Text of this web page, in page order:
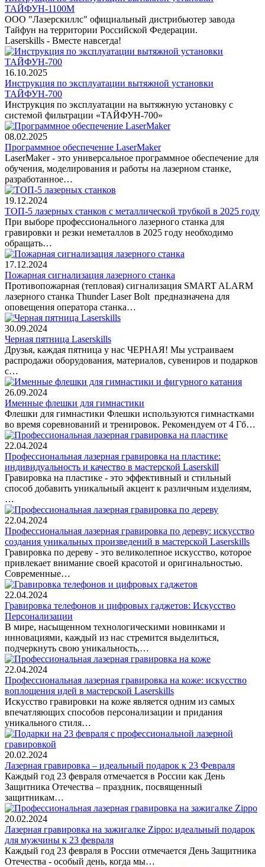
ТАЙФУН-1100М
ООО "Лазерскиллс" официальный дистрибьютер завода
Тайфун на территории Российской Федерации.
Laserskills - Вместе навсегда!
16.10.2025
Инструкция по эксплуатации вытяжной установки
ТАЙФУН-700
Инструкция по эксплуатации на вытяжную установку с
системой фильтрации «ТАЙФУН-700»
08.02.2025
Программное обеспечение LaserMaker
LaserMaker - это универсальное программное обеспечение для
обучения, моделирования и работы на лазерном станке,
разработанное…
19.12.2024
ТОП-5 лазерных станков с металлической трубкой в 2025 году
При выборе профессионального лазерного станка для
гравировки и резки неметаллов в 2025 году необходимо
обращать…
17.12.2024
Пожарная сигнализация лазерного станка
Противопожарная (тепловая) сигнализация SMART ALARM
лазерного станка Thunder Laser Bolt предназначена для
оповещения оператора станка…
30.09.2024
Черная пятница Laserskills
Друзья, каждая пятница у нас ЧЕРНАЯ! Мы устраиваем
распродажи оборудования, материалов, сувениров и подарков
с…
26.09.2024
Именные флешки для гимнастики
Флешки для гимнастики Флешки используются гимнастками
во время соревнований и тренировок. Рекомендуем от 4 Гб…
22.04.2024
Профессиональная лазерная гравировка на пластике:
индивидуальность и качество в мастерской Laserskill
Гравировка на пластике - это эффективный и стильный
способ добавить уникальный акцент к различным изделиям,
…
22.04.2024
Профессиональная лазерная гравировка по дереву: искусство
создания уникальных произведений в мастерской Laserskills
Гравировка по дереву - это великолепное искусство, которое
привлекает внимание своей красотой и оригинальностью.
Современные…
22.04.2024
Гравировка телефонов и цифровых гаджетов: Искусство
Персонализации
В мире, насыщенном технологическими новинками и
инновациями, каждый из нас стремится выделиться,
подчеркнуть свою уникальность,…
22.04.2024
Профессиональная лазерная гравировка на коже: искусство
воплощения идей в мастерской Laserskills
Искусство гравировки на коже является одним из самых
впечатляющих способов персонализации и придания
уникального стиля…
20.02.2024
Лазерная гравировка – идеальный подарок к 23 Февраля
Каждый год 23 февраля отмечается в России как День
Защитника Отечества – праздник, посвященный
защитникам…
20.02.2024
Лазерная гравировка на зажигалке Zippo: идеальный подарок
для мужчины к 23 февраля
Каждый год 23 февраля в России отмечается День Защитника
Отечества - особый день, когда мы…